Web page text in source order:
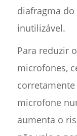
diafragma
inutilizável.
Para reduzir
microfones,
microfone
aumenta o